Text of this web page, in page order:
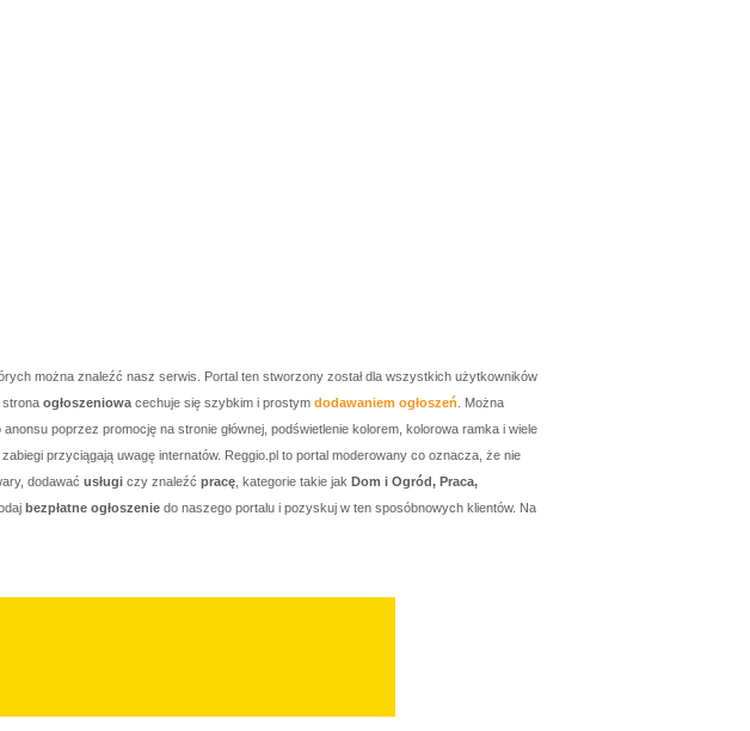
można znaleźć nasz serwis. Portal ten stworzony został dla wszystkich użytkowników
strona ogłoszeniowa cechuje się szybkim i prostym dodawaniem ogłoszeń . Można
poprzez promocję na stronie głównej, podświetlenie kolorem, kolorowa ramka i wiele
zabiegi przyciągają uwagę internatów. Reggio.pl to portal moderowany co oznacza, że nie
dodawać usługi czy znaleźć pracę , kategorie takie jak Dom i Ogród, Praca,
bezpłatne ogłoszenie do naszego portalu i pozyskuj w ten sposóbnowych klientów. Na